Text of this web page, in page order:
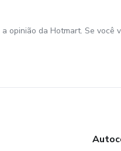
opinião da Hotmart. Se você